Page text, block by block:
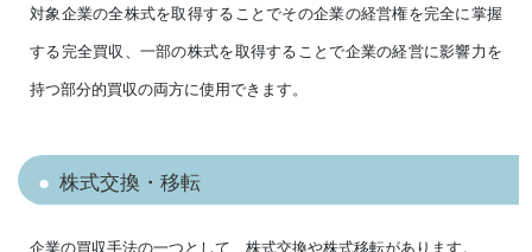
対象企業の全株式を取得することでその企業の経営権を完全に掌握
する完全買収、一部の株式を取得することで企業の経営に影響力を
持つ部分的買収の両方に使用できます。
株式交換・移転
企業の買収手法の一つとして、株式交換や株式移転があります。